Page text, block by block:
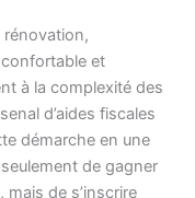
rénovation,
confortable et
à la complexité des
d’aides fiscales
démarche en une
de gagner
de s’inscrire